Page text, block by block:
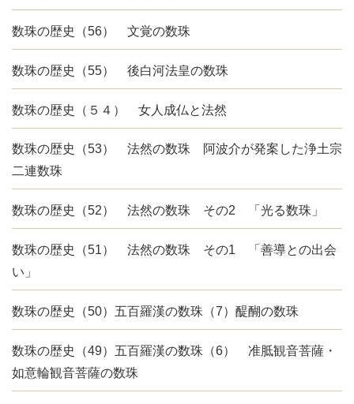
数珠の歴史（56） 文覚の数珠
数珠の歴史（55） 後白河法皇の数珠
数珠の歴史（５４） 女人成仏と法然
数珠の歴史（53） 法然の数珠 阿波介が発案した浄土宗
二連数珠
数珠の歴史（52） 法然の数珠 その2 「光る数珠」
数珠の歴史（51） 法然の数珠 その1 「善導との出会
い」
数珠の歴史（50）五百羅漢の数珠（7）醍醐の数珠
数珠の歴史（49）五百羅漢の数珠（6） 准胝観音菩薩・
如意輪観音菩薩の数珠